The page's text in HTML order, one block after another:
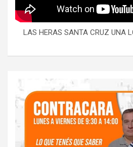
LAS HERAS SANTA CRUZ UNA